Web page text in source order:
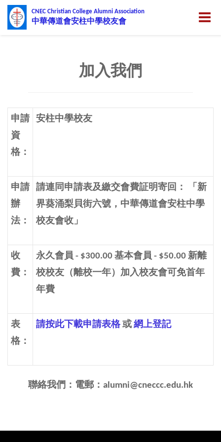
CNEC Christian College Alumni Association
中華傳道會安柱中學校友會
Toggle
加入我們
申請
資
格：
安柱中學校友
申請
辦
法：
請連同申請表及繳交會費証明寄回： 「新
界葵涌梨貝街六號，中華傳道會安柱中學
校友會收」
收
費：
永久會員 - $300.00 基本會員 - $50.00 新離
校校友（離校一年）加入校友會可免首年
年費
表
格：
請按此下載申請表格或 網上登記
聯絡我們：電郵： alumni@cneccc.edu.hk